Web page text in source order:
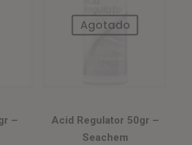
–
Agotado
Acid Regulator 50gr –
Seachem